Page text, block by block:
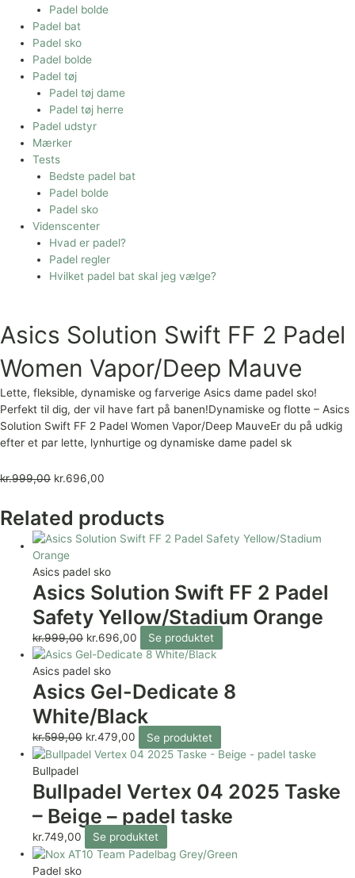
Padel bolde
Padel bat
Padel sko
Padel bolde
Padel tøj
Padel tøj dame
Padel tøj herre
Padel udstyr
Mærker
Tests
Bedste padel bat
Padel bolde
Padel sko
Videnscenter
Hvad er padel?
Padel regler
Hvilket padel bat skal jeg vælge?
Asics Solution Swift FF 2 Padel
Women Vapor/Deep Mauve
Lette, fleksible, dynamiske og farverige Asics dame padel sko!
Perfekt til dig, der vil have fart på banen!Dynamiske og flotte – Asics
Solution Swift FF 2 Padel Women Vapor/Deep MauveEr du på udkig
efter et par lette, lynhurtige og dynamiske dame padel sk
kr.999,00 kr.696,00
Related products
Asics padel sko
Asics Solution Swift FF 2 Padel
Safety Yellow/Stadium Orange
kr.999,00 kr.696,00 Se produktet
Asics padel sko
Asics Gel-Dedicate 8
White/Black
kr.599,00 kr.479,00 Se produktet
Bullpadel
Bullpadel Vertex 04 2025 Taske
– Beige – padel taske
kr.749,00 Se produktet
Padel sko